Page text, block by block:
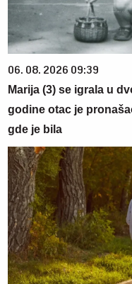
06. 08. 2026 09:39
Marija (3) se igrala u
godine otac je
gde je bila